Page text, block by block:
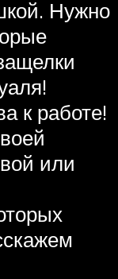
Нужно
к работе!
или